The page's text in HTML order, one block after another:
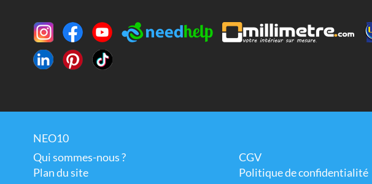
NEO10
Qui sommes-nous ?
Plan du site
CGV
Politique de confidentialité